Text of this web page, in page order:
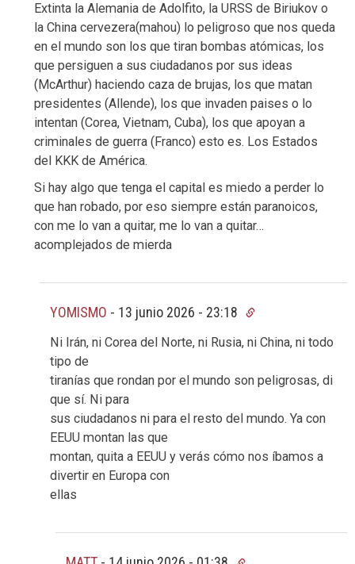
Extinta la Alemania de Adolfito, la URSS de Biriukov o
la China cervezera(mahou) lo peligroso que nos queda
en el mundo son los que tiran bombas atómicas, los
que persiguen a sus ciudadanos por sus ideas
(McArthur) haciendo caza de brujas, los que matan
presidentes (Allende), los que invaden paises o lo
intentan (Corea, Vietnam, Cuba), los que apoyan a
criminales de guerra (Franco) esto es. Los Estados
del KKK de América.
Si hay algo que tenga el capital es miedo a perder lo
que han robado, por eso siempre están paranoicos,
con me lo van a quitar, me lo van a quitar…
acomplejados de mierda
YOMISMO - 13 junio 2026 - 23:18
Ni Irán, ni Corea del Norte, ni Rusia, ni China, ni todo
tipo de
tiranías que rondan por el mundo son peligrosas, di
que sí. Ni para
sus ciudadanos ni para el resto del mundo. Ya con
EEUU montan las que
montan, quita a EEUU y verás cómo nos íbamos a
divertir en Europa con
ellas